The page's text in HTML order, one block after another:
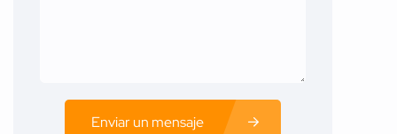
Enviar un mensaje